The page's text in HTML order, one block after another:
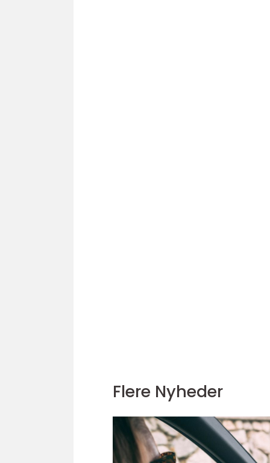
Flere Nyheder